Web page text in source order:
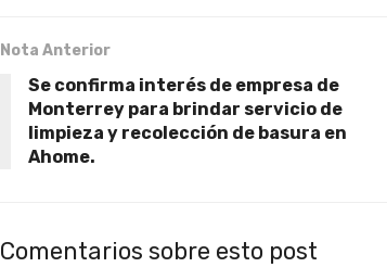
Nota Anterior
Se confirma interés de empresa de
Monterrey para brindar servicio de
limpieza y recolección de basura en
Ahome.
Comentarios sobre esto post